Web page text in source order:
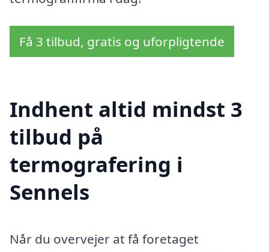
Få 3 tilbud, gratis og uforpligtende
Indhent altid mindst 3
tilbud på
termografering i
Sennels
Når du overvejer at få foretaget